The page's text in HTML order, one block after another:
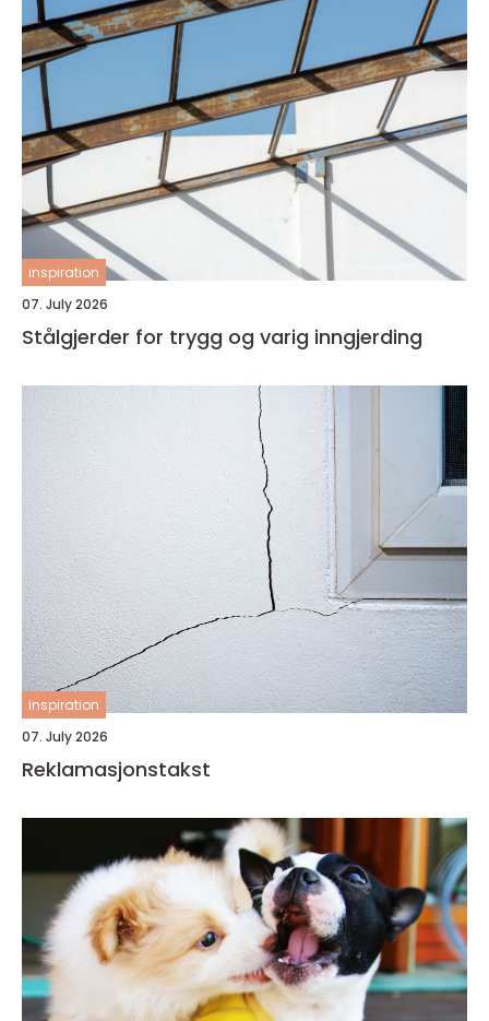
inspiration
07. July 2026
Stålgjerder for trygg og varig inngjerding
inspiration
07. July 2026
Reklamasjonstakst